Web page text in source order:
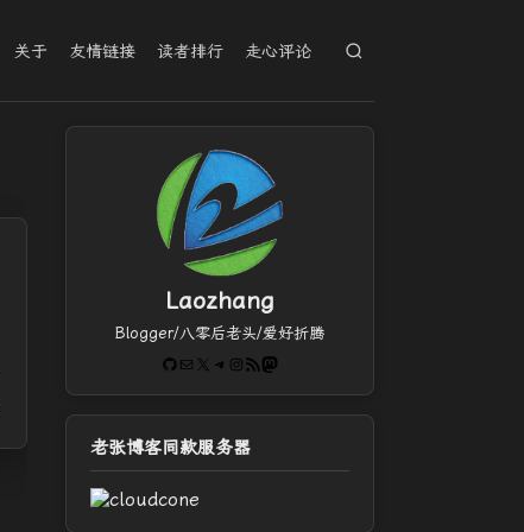
关于 友情链接 读者排行 走心评论
Laozhang
Blogger/八零后老头/爱好折腾
GitHub
电子邮件 X Telegram
Instagram
RSS FeedMastodon
老张博客同款服务器